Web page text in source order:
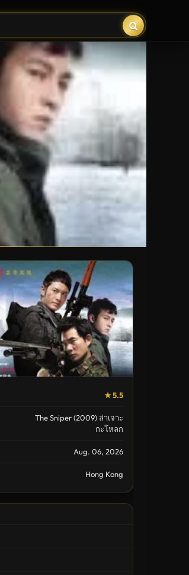
★ 5.5
The Sniper (2009) ล่าเจาะ
กะโหลก
Aug. 06, 2026
Hong Kong